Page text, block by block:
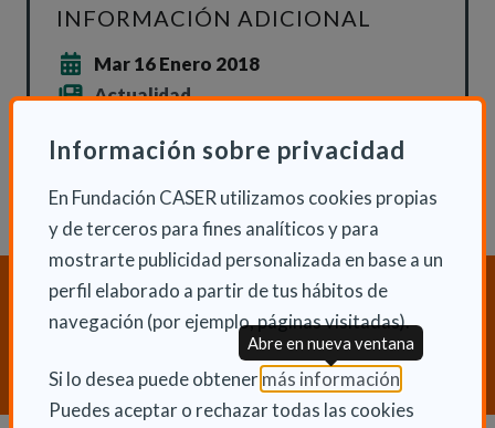
Información sobre privacidad
En Fundación CASER utilizamos cookies propias
y de terceros para fines analíticos y para
mostrarte publicidad personalizada en base a un
perfil elaborado a partir de tus hábitos de
navegación (por ejemplo, páginas visitadas).
Si lo desea puede obtener más información
Puedes aceptar o rechazar todas las cookies
Abre en nueva ventana
INFORMACIÓN ADICIONAL
Mar 16 Enero 2018
Actualidad
¿Necesitas orientación sobre
Dependencia y Discapacidad?
CONTACTA CON NOSOTROS